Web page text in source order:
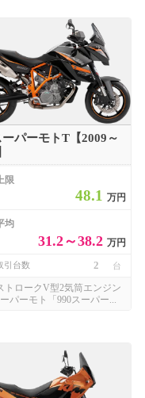
ーパーモトT【2009～
限
48.1万円
均
31.2～38.2万円
引台数 2 台
トロークV型2気筒エンジン
パーモト「990スーパー...